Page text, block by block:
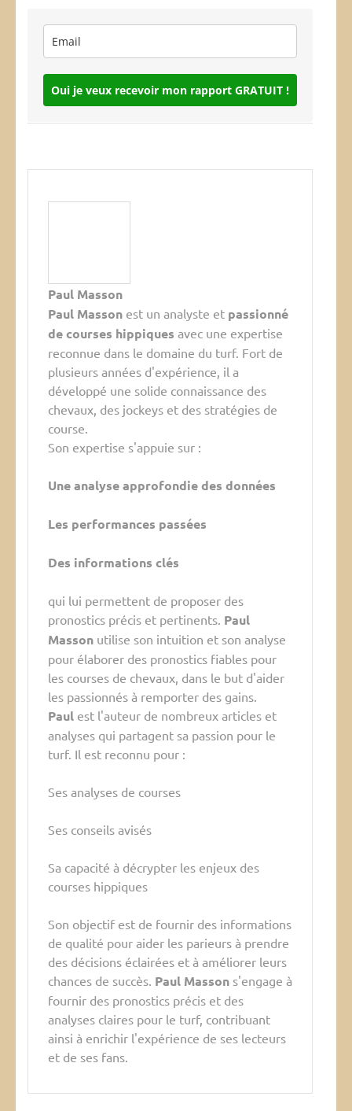
Oui je veux recevoir mon rapport GRATUIT !
Paul Masson
Paul Masson est un analyste et passionné
de courses hippiques avec une expertise
reconnue dans le domaine du turf. Fort de
plusieurs années d'expérience, il a
développé une solide connaissance des
chevaux, des jockeys et des stratégies de
course.
Son expertise s'appuie sur :
Une analyse approfondie des données
Les performances passées
Des informations clés
qui lui permettent de proposer des
pronostics précis et pertinents. Paul
Masson utilise son intuition et son analyse
pour élaborer des pronostics fiables pour
les courses de chevaux, dans le but d'aider
les passionnés à remporter des gains.
Paul est l'auteur de nombreux articles et
analyses qui partagent sa passion pour le
turf. Il est reconnu pour :
Ses analyses de courses
Ses conseils avisés
Sa capacité à décrypter les enjeux des
courses hippiques
Son objectif est de fournir des informations
de qualité pour aider les parieurs à prendre
des décisions éclairées et à améliorer leurs
chances de succès. Paul Masson s'engage à
fournir des pronostics précis et des
analyses claires pour le turf, contribuant
ainsi à enrichir l'expérience de ses lecteurs
et de ses fans.